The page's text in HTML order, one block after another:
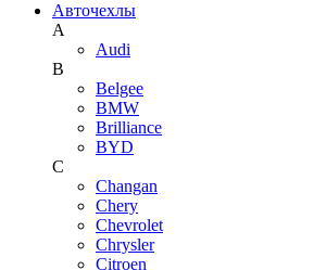
Авточехлы
A
Audi
B
Belgee
BMW
Brilliance
BYD
C
Changan
Chery
Chevrolet
Chrysler
Citroen